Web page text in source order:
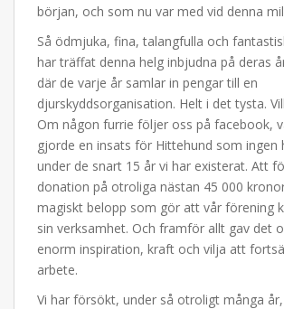
början, och som nu var med vid denna
Så ödmjuka, fina, talangfulla och
har träffat denna helg inbjudna på deras
där de varje år samlar in pengar till en
djurskyddsorganisation. Helt i det tysta.
Om någon furrie följer oss på facebook,
gjorde en insats för Hittehund som ingen
under de snart 15 år vi har existerat. Att
donation på otroliga nästan 45 000
magiskt belopp som gör att vår förening
sin verksamhet. Och framför allt gav det
enorm inspiration, kraft och vilja att
arbete.
Vi har försökt, under så otroligt många